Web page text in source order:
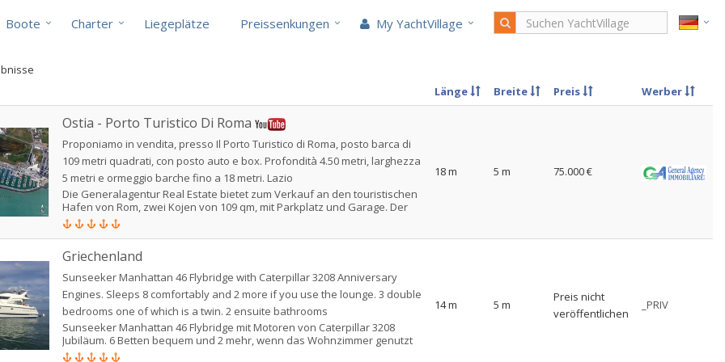
Boote Charter Liegeplätze Preissenkungen My YachtVillage
Länge
Breite Preis Werber
Ostia - Porto Turistico Di Roma
Proponiamo in vendita, presso Il Porto Turistico di Roma, posto barca di
109 metri quadrati, con posto auto e box. Profondità 4.50 metri, larghezza
5 metri e ormeggio barche fino a 18 metri. Lazio
Die Generalagentur Real Estate bietet zum Verkauf an den touristischen
Hafen von Rom, zwei Kojen von 109 qm, mit Parkplatz und Garage. Der
Liegeplatz befindet sich im westlichen Becken mit einer
durchschnittlichen Tiefe von 3.50/4.50 Metern. Die Abmessungen der
bis zu 18 Meter lang. Der Preis für jedes einzelne Liegeplatz ist €
75.000,00. Der Bau der Piers ist Stahlbeton, sie sind "fest" und sind durch
Stahlbetonpfähle untermauert. Der Liegeplatz ist ausgestattet mit:
Buchse für Trinkwasser und waschen; die Steckdose: achtern Poller und
Muringringe; Pendino, Seil und Kette für die vorwärts Bogen um den
toten Körper. Der touristische Hafen von Rom, im Juni 2001 eröffneten
befindet sich unmittelbar südlich der Mündung des Flusses Tiber nur 10
Minuten Fahrt vom internationalen Flughafen Fiumicino-Leonardo da
18 m 5 m 75.000 €
Griechenland
Sunseeker Manhattan 46 Flybridge with Caterpillar 3208 Anniversary
Engines. Sleeps 8 comfortably and 2 more if you use the lounge. 3 double
bedrooms one of which is a twin. 2 ensuite bathrooms
Sunseeker Manhattan 46 Flybridge mit Motoren von Caterpillar 3208
Jubiläum. 6 Betten bequem und 2 mehr, wenn das Wohnzimmer genutzt
wird. 3 Doppel-Schlafzimmer, die eines davon ein Doppelzimmer ist. 2
14 m 5 m
Preis nicht
veröffentlichen
_PRIV